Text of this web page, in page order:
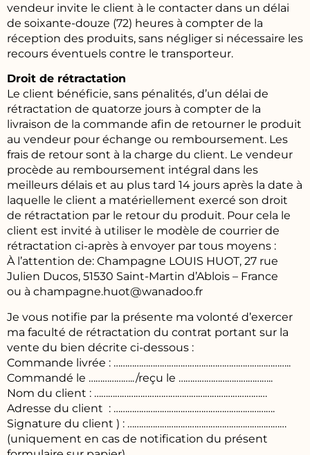
vendeur invite le client à le contacter dans un délai
de soixante-douze (72) heures à compter de la
réception des produits, sans négliger si nécessaire les
recours éventuels contre le transporteur.
Droit de rétractation
Le client bénéficie, sans pénalités, d’un délai de
rétractation de quatorze jours à compter de la
livraison de la commande afin de retourner le produit
au vendeur pour échange ou remboursement. Les
frais de retour sont à la charge du client. Le vendeur
procède au remboursement intégral dans les
meilleurs délais et au plus tard 14 jours après la date à
laquelle le client a matériellement exercé son droit
de rétractation par le retour du produit. Pour cela le
client est invité à utiliser le modèle de courrier de
rétractation ci-après à envoyer par tous moyens :
À l’attention de: Champagne LOUIS HUOT, 27 rue
Julien Ducos, 51530 Saint-Martin d’Ablois – France
ou à champagne.huot@wanadoo.fr
Je vous notifie par la présente ma volonté d’exercer
ma faculté de rétractation du contrat portant sur la
vente du bien décrite ci-dessous :
Commande livrée : …………………………………………………………………..
Commandé le ………………../reçu le …………………………………..
Nom du client : …………………………………………………………………
Adresse du client : …………………………………………………………….
Signature du client ) : ……………………………………………………………
(uniquement en cas de notification du présent